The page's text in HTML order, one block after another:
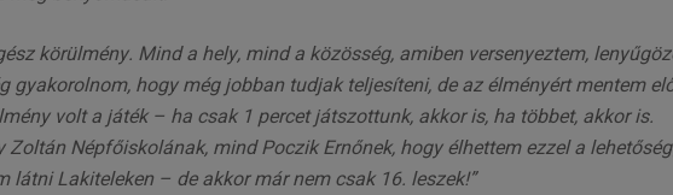
körülmény. Mind a hely, mind a közösség, amiben versenyeztem,
gyakorolnom, hogy még jobban tudjak teljesíteni, de az élményért mentem
volt a játék – ha csak 1 percet játszottunk, akkor is, ha többet, akkor is.
Népfőiskolának, mind Poczik Ernőnek, hogy élhettem ezzel a
látni Lakiteleken – de akkor már nem csak 16. leszek!”